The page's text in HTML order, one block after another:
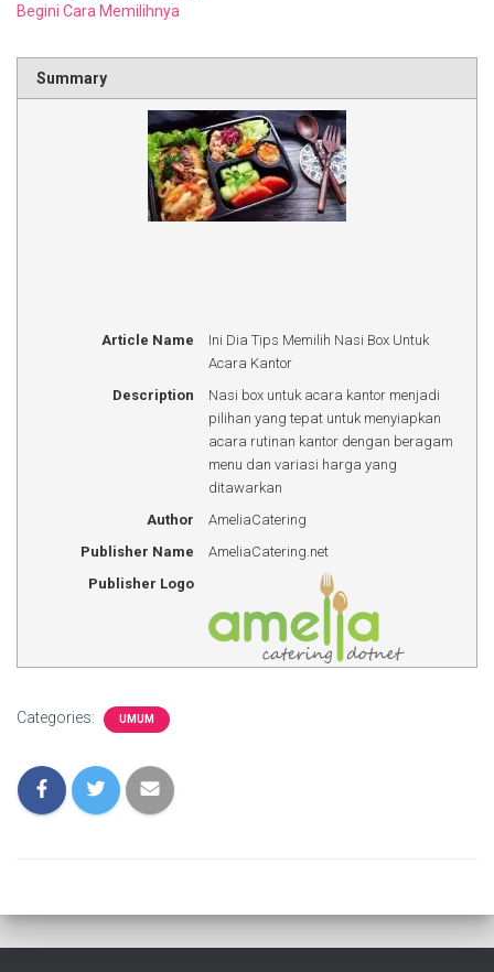
Begini Cara Memilihnya
Summary
Article Name
Ini Dia Tips Memilih Nasi Box Untuk
Acara Kantor
Description
Nasi box untuk acara kantor menjadi
pilihan yang tepat untuk menyiapkan
acara rutinan kantor dengan beragam
menu dan variasi harga yang
ditawarkan
Author
AmeliaCatering
Publisher Name
AmeliaCatering.net
Publisher Logo
Categories: UMUM